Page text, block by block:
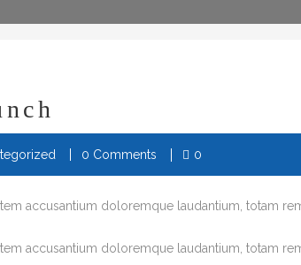
0 Comments 0
accusantium doloremque laudantium, totam
accusantium doloremque laudantium, totam